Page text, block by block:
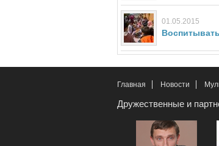
01.05.2015
Главная Новости
Дружественные и